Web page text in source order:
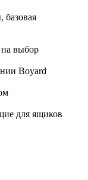
базовая
на выбор
Boyard
для ящиков